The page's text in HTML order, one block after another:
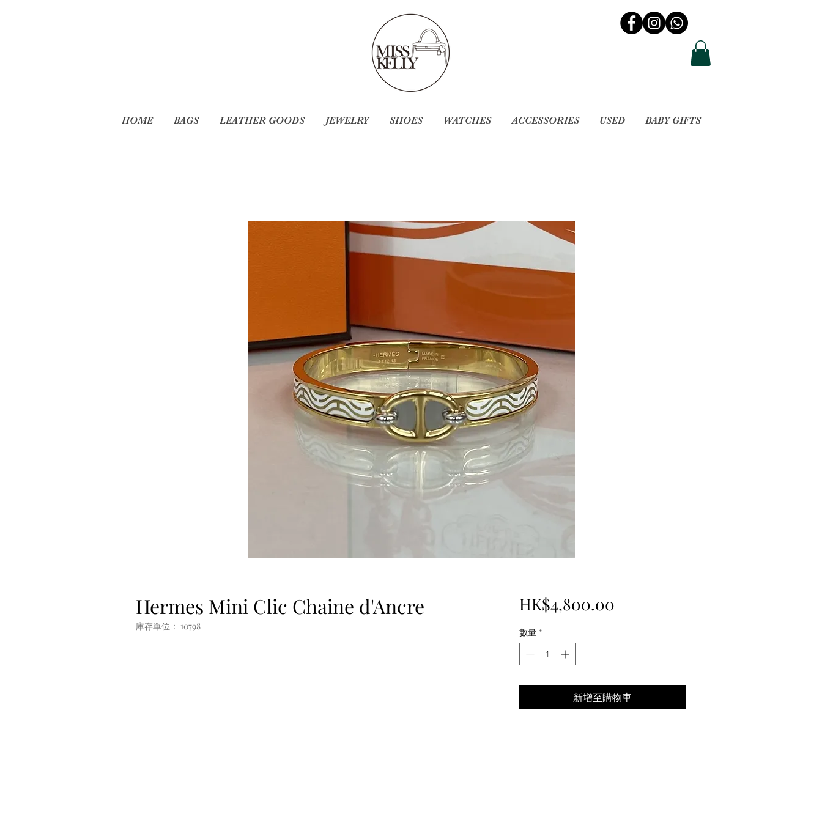
HOME BAGS LEATHER GOODS JEWELRY SHOES WATCHES ACCESSORIES USED BABY GIFTS
Hermes Mini Clic Chaine d'Ancre
庫存單位： 10798
HK$4,800.00價
數量 *
新增至購物車